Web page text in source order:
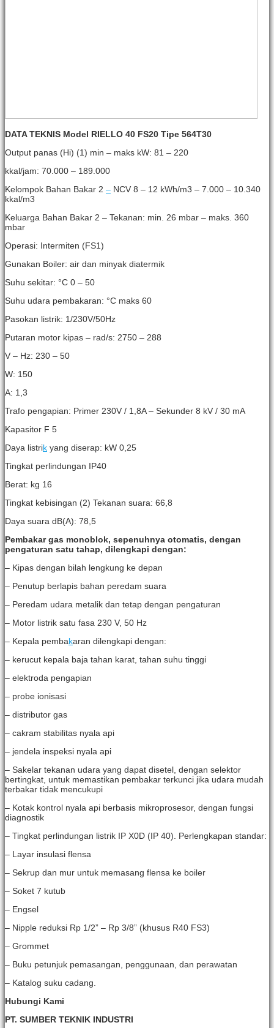
DATA TEKNIS Model RIELLO 40 FS20 Tipe 564T30
Output panas (Hi) (1) min – maks kW: 81 – 220
kkal/jam: 70.000 – 189.000
Kelompok Bahan Bakar 2 – NCV 8 – 12 kWh/m3 – 7.000 – 10.340
kkal/m3
Keluarga Bahan Bakar 2 – Tekanan: min. 26 mbar – maks. 360
mbar
Operasi: Intermiten (FS1)
Gunakan Boiler: air dan minyak diatermik
Suhu sekitar: °C 0 – 50
Suhu udara pembakaran: °C maks 60
Pasokan listrik: 1/230V/50Hz
Putaran motor kipas – rad/s: 2750 – 288
V – Hz: 230 – 50
W: 150
A: 1,3
Trafo pengapian: Primer 230V / 1,8A – Sekunder 8 kV / 30 mA
Kapasitor F 5
Daya listrik yang diserap: kW 0,25
Tingkat perlindungan IP40
Berat: kg 16
Tingkat kebisingan (2) Tekanan suara: 66,8
Daya suara dB(A): 78,5
Pembakar gas monoblok, sepenuhnya otomatis, dengan
pengaturan satu tahap, dilengkapi dengan:
– Kipas dengan bilah lengkung ke depan
– Penutup berlapis bahan peredam suara
– Peredam udara metalik dan tetap dengan pengaturan
– Motor listrik satu fasa 230 V, 50 Hz
– Kepala pembakaran dilengkapi dengan:
– kerucut kepala baja tahan karat, tahan suhu tinggi
– elektroda pengapian
– probe ionisasi
– distributor gas
– cakram stabilitas nyala api
– jendela inspeksi nyala api
– Sakelar tekanan udara yang dapat disetel, dengan selektor
bertingkat, untuk memastikan pembakar terkunci jika udara mudah
terbakar tidak mencukupi
– Kotak kontrol nyala api berbasis mikroprosesor, dengan fungsi
diagnostik
– Tingkat perlindungan listrik IP X0D (IP 40). Perlengkapan standar:
– Layar insulasi flensa
– Sekrup dan mur untuk memasang flensa ke boiler
– Soket 7 kutub
– Engsel
– Nipple reduksi Rp 1/2” – Rp 3/8” (khusus R40 FS3)
– Grommet
– Buku petunjuk pemasangan, penggunaan, dan perawatan
– Katalog suku cadang.
Hubungi Kami
PT. SUMBER TEKNIK INDUSTRI